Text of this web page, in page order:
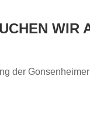
WIR
der